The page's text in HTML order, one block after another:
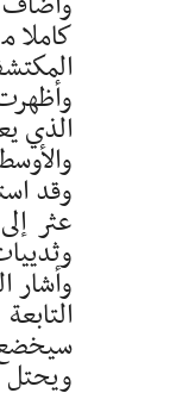
كاملا
الذي
وقد
عثر
وأشار
ويحتل